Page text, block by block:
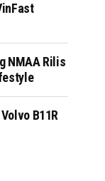
NMAA Rilis
B11R